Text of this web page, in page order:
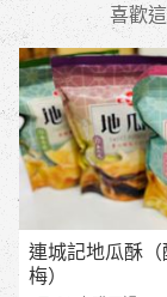
喜歡
連城記地瓜酥（
梅）